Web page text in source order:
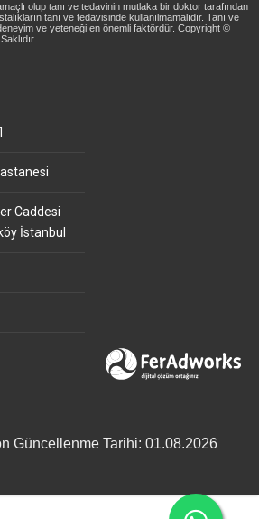
olup tanı ve tedavinin mutlaka bir doktor tarafından
tanı ve tedavisinde kullanılmamalıdır. Tanı ve
ve yeteneği en önemli faktördür. Copyright ©
Caddesi
İstanbul
Güncellenme Tarihi: 01.08.2026